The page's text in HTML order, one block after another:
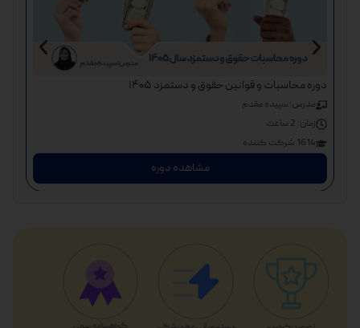
دوره محاسبات و قوانین حقوق و دستمزد ۱۴۰۵
مدرس: سپیده مقدم
زمان: 2 ساعت
1614 شرکت کننده
مشاهده دوره